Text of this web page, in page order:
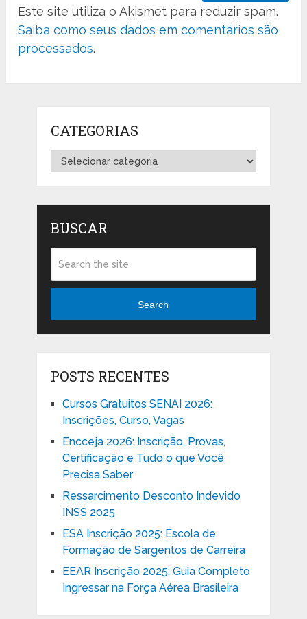
Este site utiliza o Akismet para reduzir spam.
Saiba como seus dados em comentários são
processados.
CATEGORIAS
Categorias
BUSCAR
Search
POSTS RECENTES
Cursos Gratuitos SENAI 2026:
Inscrições, Curso, Vagas
Encceja 2026: Inscrição, Provas,
Certificação e Tudo o que Você
Precisa Saber
Ressarcimento Desconto Indevido
INSS 2025
ESA Inscrição 2025: Escola de
Formação de Sargentos de Carreira
EEAR Inscrição 2025: Guia Completo
Ingressar na Força Aérea Brasileira